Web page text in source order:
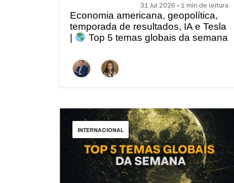
31 Jul 2026 • 1 min de leitura
Economia americana, geopolítica,
temporada de resultados, IA e Tesla
Top 5 temas globais da semana
INTERNACIONAL